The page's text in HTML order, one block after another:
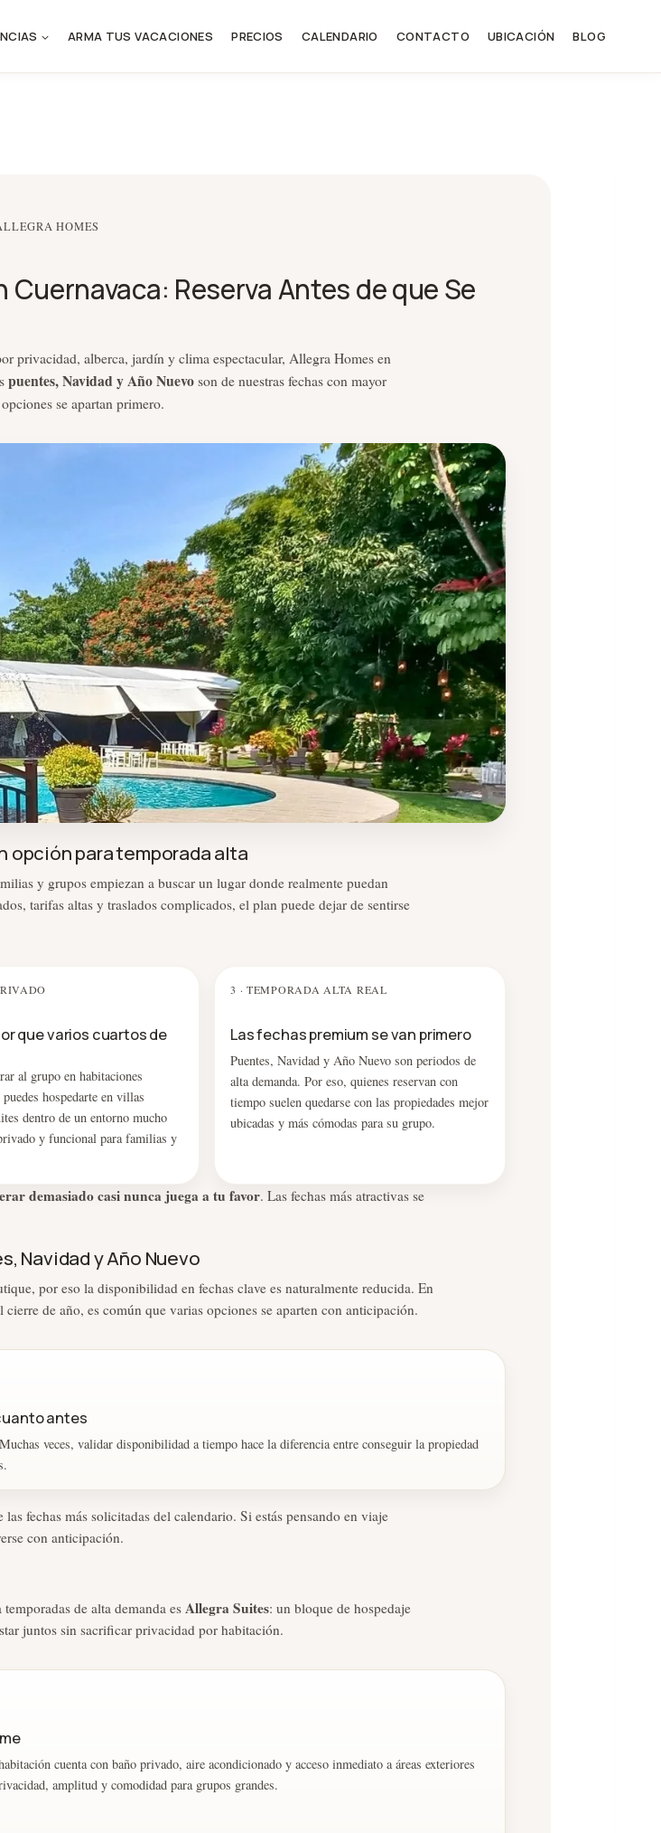
ARMA TUS VACACIONES PRECIOS CALENDARIO CONTACTO UBICACIÓN BLOG
HOMES
Reserva Antes de que Se
privacidad, alberca, jardín y clima espectacular, Allegra Homes en
puentes, Navidad y Año Nuevoson de nuestras fechas con mayor
se apartan primero.
opción para temporada alta
y grupos empiezan a buscar un lugar donde realmente puedan
tarifas altas y traslados complicados, el plan puede dejar de sentirse
que varios cuartos de
al grupo en habitaciones
hospedarte en villas
dentro de un entorno mucho
y funcional para familias y
3 · TEMPORADA ALTA REAL
Las fechas premium se van primero
Puentes, Navidad y Año Nuevo son periodos de
alta demanda. Por eso, quienes reservan con
tiempo suelen quedarse con las propiedades mejor
ubicadas y más cómodas para su grupo.
demasiado casi nunca juega a tu favor. Las fechas más atractivas se
Navidad y Año Nuevo
por eso la disponibilidad en fechas clave es naturalmente reducida. En
de año, es común que varias opciones se aparten con anticipación.
antes
veces, validar disponibilidad a tiempo hace la diferencia entre conseguir la propiedad
las fechas más solicitadas del calendario. Si estás pensando en viaje
con anticipación.
de alta demanda es Allegra Suites: un bloque de hospedaje
juntos sin sacrificar privacidad por habitación.
cuenta con baño privado, aire acondicionado y acceso inmediato a áreas exteriores
amplitud y comodidad para grupos grandes.